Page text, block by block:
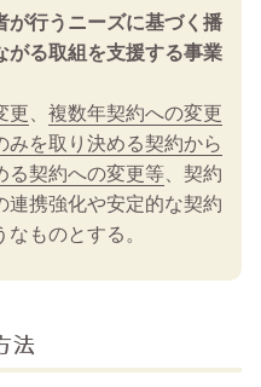
が行うニーズに基づく播
がる取組を支援する事業
更、 複数年契約への変更
みを取り決める契約から
る契約への変更等、契約
連携強化や安定的な契約
ものとする。
法